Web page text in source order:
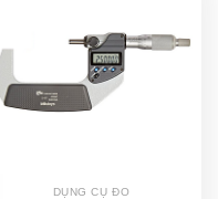
DỤNG CỤ ĐO